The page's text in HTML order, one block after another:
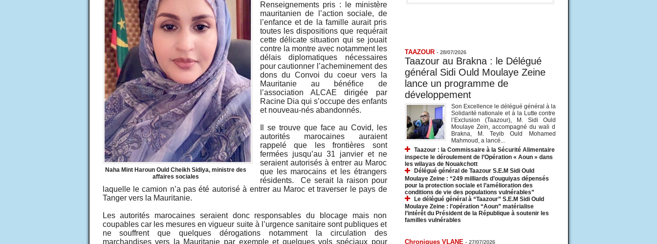
Naha Mint Haroun Ould Cheikh Sidiya, ministre des
affaires sociales
Renseignements pris : le ministère
mauritanien de l’action sociale, de
l’enfance et de la famille aurait pris
toutes les dispositions que requérait
cette délicate situation qui se jouait
contre la montre avec notamment les
délais diplomatiques nécessaires
pour cautionner l’acheminement des
dons du Convoi du coeur vers la
Mauritanie au bénéfice de
l’association ALCAE dirigée par
Racine Dia qui s’occupe des enfants
et nouveau-nés abandonnés.
Il se trouve que face au Covid, les
autorités marocaines auraient
rappelé que les frontières sont
fermées jusqu’au 31 janvier et ne
seraient autorisés à entrer au Maroc
que les marocains et les étrangers
résidents. Ce serait la raison pour
laquelle le camion n’a pas été autorisé à entrer au Maroc et traverser le pays de
Tanger vers la Mauritanie.
Les autorités marocaines seraient donc responsables du blocage mais non
coupables car les mesures en vigueur suite à l’urgence sanitaire sont publiques et
ne souffrent que quelques dérogations notamment la circulation des
marchandises vers la Mauritanie par exemple et quelques vols spéciaux pour
TAAZOUR - 28/07/2026
Taazour au Brakna : le Délégué
général Sidi Ould Moulaye Zeine
lance un programme de
développement
Son Excellence le délégué général à la
Solidarité nationale et à la Lutte contre
l’Exclusion (Taazour), M. Sidi Ould
Moulaye Zein, accompagné du wali d
Brakna, M. Teyib Ould Mohamed
Mahmoud, a lancé...
Taazour : la Commissaire à la Sécurité Alimentaire
inspecte le déroulement de l’Opération « Aoun » dans
les wilayas de Nouakchott
Délégué général de Taazour S.E.M Sidi Ould
Moulaye Zeine : “249 milliards d’ouguiyas dépensés
pour la protection sociale et l’amélioration des
conditions de vie des populations vulnérables”
Le délégué général à “Taazour” S.E.M Sidi Ould
Moulaye Zeine : l’opération “Aoun” matérialise
l’intérêt du Président de la République à soutenir les
familles vulnérables
Chroniques VLANE - 27/07/2026